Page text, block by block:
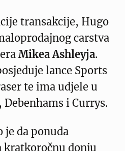
transakcije, Hugo
carstva
Mikea Ashleyja.
lance Sports
te ima udjele u
i Currys.
je da ponuda
kratkoročnu donju